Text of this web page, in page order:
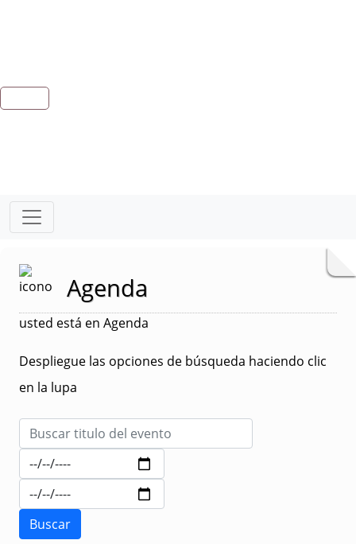
Agenda
usted está en Agenda
Despliegue las opciones de búsqueda haciendo clic
en la lupa